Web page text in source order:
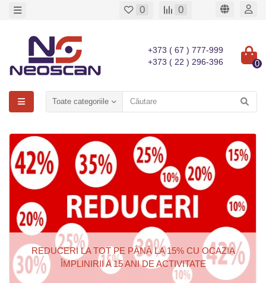
0 0
+373 ( 67 ) 777-999
+373 ( 22 ) 296-396
0
Toate categoriile
REDUCERI LA TOT PE PÂNĂ LA 15% CU OCAZIA
ÎMPLINIRII A 15 ANI DE ACTIVITATE